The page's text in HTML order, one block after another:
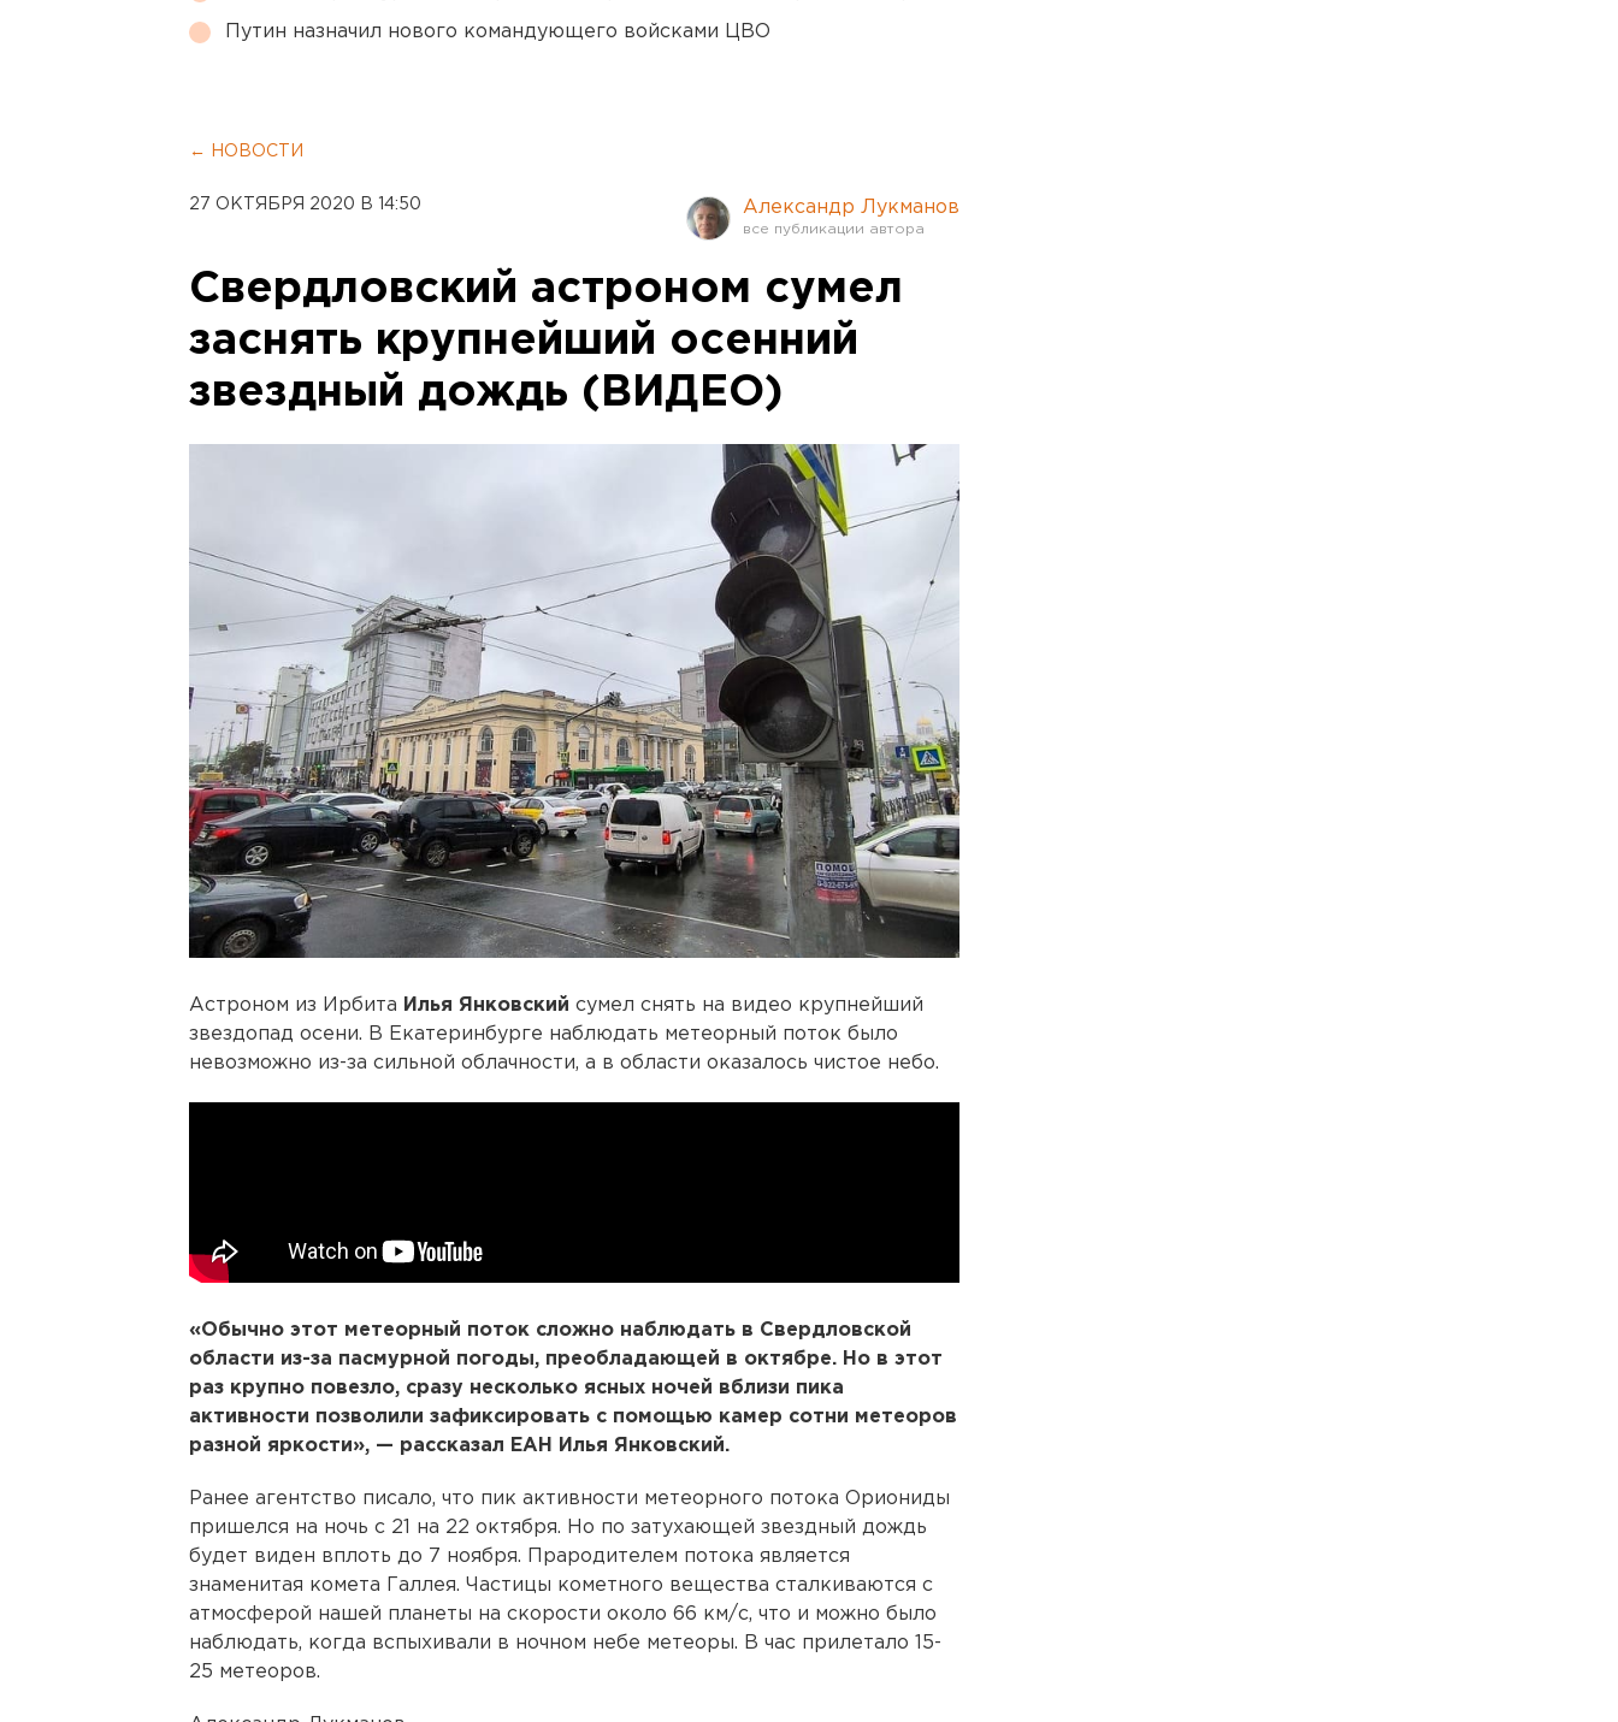
Путин назначил нового командующего войсками ЦВО
← НОВОСТИ
27 ОКТЯБРЯ 2020 В 14:50 Александр Лукманов
Свердловский астроном сумел
заснять крупнейший осенний
звездный дождь (ВИДЕО)
Астроном из Ирбита Илья Янковский сумел снять на видео крупнейший
звездопад осени. В Екатеринбурге наблюдать метеорный поток было
невозможно из-за сильной облачности, а в области оказалось чистое небо.
«Обычно этот метеорный поток сложно наблюдать в Свердловской
области из-за пасмурной погоды, преобладающей в октябре. Но в этот
раз крупно повезло, сразу несколько ясных ночей вблизи пика
активности позволили зафиксировать с помощью камер сотни метеоров
разной яркости», — рассказал ЕАН Илья Янковский.
Ранее агентство писало, что пик активности метеорного потока Ориониды
пришелся на ночь с 21 на 22 октября. Но по затухающей звездный дождь
будет виден вплоть до 7 ноября. Прародителем потока является
знаменитая комета Галлея. Частицы кометного вещества сталкиваются с
атмосферой нашей планеты на скорости около 66 км/с, что и можно было
наблюдать, когда вспыхивали в ночном небе метеоры. В час прилетало 15-
25 метеоров.